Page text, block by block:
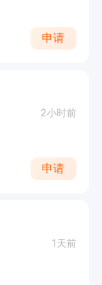
申请
2小时前
申请
1天前